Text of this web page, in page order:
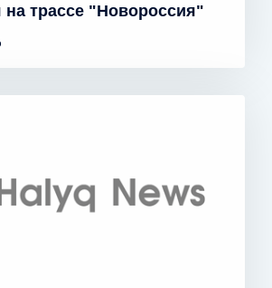
трассе "Новороссия"